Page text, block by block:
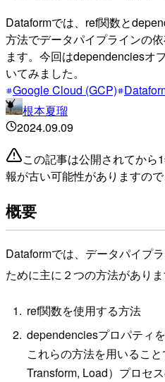
Dataformでは、ref関数と
方法でデータパイプラインの
ます。今回はdependenciesオ
いてみました。
Google Cloud (GCP)
根本夏瑠
2024.09.09
この記事は公開されてから
報が古い可能性がありますので
概要
Dataformでは、データパイプ
ために主に２つの方法がありま
ref関数を使用する方法
dependenciesプロパティ
これらの方法を用いるこ
Transform, Load）プロセ